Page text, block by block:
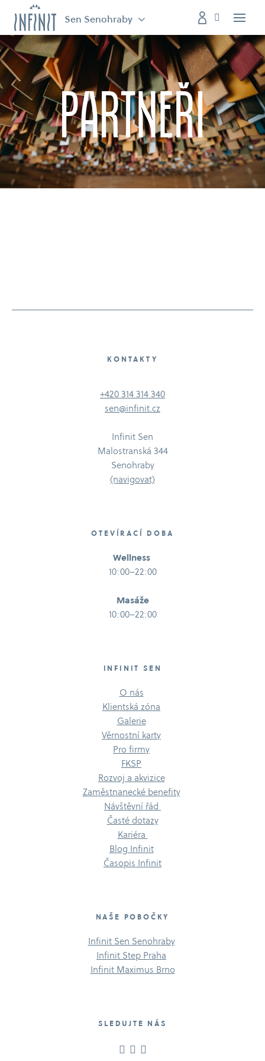
Menu
Sen Senohraby
partneři
KONTAKTY
+420 314 314 340
sen@infinit.cz
Infinit Sen
Malostranská 344
Senohraby
(navigovat)
OTEVÍRACÍ DOBA
Wellness
10:00–22:00
Masáže
10:00–22:00
INFINIT SEN
O nás
Klientská zóna
Galerie
Věrnostní karty
Pro firmy
FKSP
Rozvoj a akvizice
Zaměstnanecké benefity
Návštěvní řád
Časté dotazy
Kariéra
Blog Infinit
Časopis Infinit
NAŠE POBOČKY
Infinit Sen Senohraby
Infinit Step Praha
Infinit Maximus Brno
SLEDUJTE NÁS